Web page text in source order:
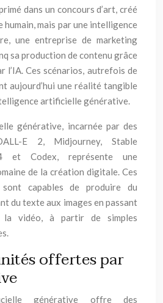
dans un concours d’art, créé
humain, mais par une intelligence
une entreprise de marketing
sa production de contenu grâce
l’IA. Ces scénarios, autrefois de
aujourd’hui une réalité tangible
artificielle générative.
générative, incarnée par des
E 2, Midjourney, Stable
et Codex, représente une
de la création digitale. Ces
capables de produire du
du texte aux images en passant
vidéo, à partir de simples
offertes par
générative offre des